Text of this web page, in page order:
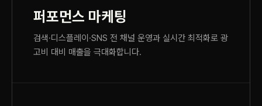
퍼포먼스 마케팅
검색·디스플레이·SNS 전 채널 운영과 실시간 최적화로 광
고비 대비 매출을 극대화합니다.